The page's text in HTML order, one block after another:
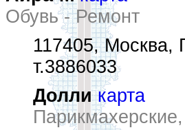
Обувь - Ремонт
117405, Москва,
т.3886033
Долли карта